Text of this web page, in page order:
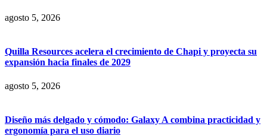
agosto 5, 2026
Quilla Resources acelera el crecimiento de Chapi y proyecta su
expansión hacia finales de 2029
agosto 5, 2026
Diseño más delgado y cómodo: Galaxy A combina practicidad y
ergonomía para el uso diario